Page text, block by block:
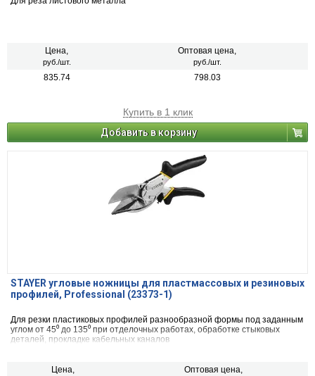
Цена,
руб./шт.
Оптовая цена,
руб./шт.
835.74 798.03
Купить в 1 клик
Добавить в корзину
STAYER угловые ножницы для пластмассовых и резиновых
профилей, Professional (23373-1)
Для резки пластиковых профилей разнообразной формы под заданным
углом от 45⁰ до 135⁰ при отделочных работах, обработке стыковых
деталей, прокладке кабельных каналов
Цена, Оптовая цена,